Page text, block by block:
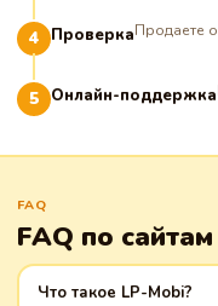
ПроверкаПродаете
Онлайн-поддержка
FAQ
FAQ по сайтам
Что такое LP-Mobi?